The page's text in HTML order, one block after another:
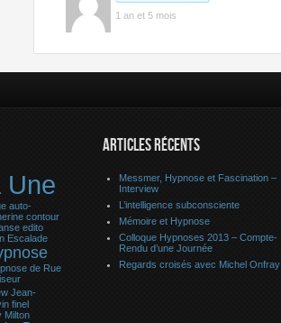
1 an et 5 mois
Une
auto-
contour
edito
Escalade
de Rue
Jean-
finel
Milton
ARTICLES RÉCENTS
Messmer, Hypnose et Fascination –
Interview
L’intelligence subconsciente
Mémoire et Hypnose
Colloque Hypnoses 2013 – Compte-
Rendu d’une Journée
Regards croisés avec Michel Onfray